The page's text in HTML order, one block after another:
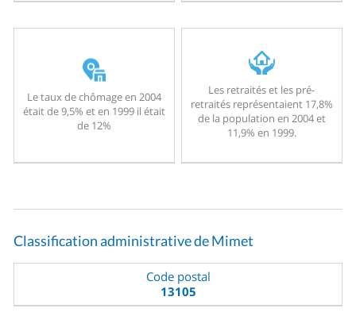
Le taux de chômage en 2004
était de 9,5% et en 1999 il était
de 12%
Les retraités et les pré-
retraités représentaient 17,8%
de la population en 2004 et
11,9% en 1999.
Classification administrative de Mimet
Code postal
13105